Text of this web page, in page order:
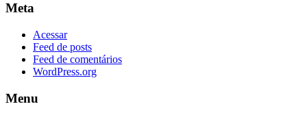
Meta
Acessar
Feed de posts
Feed de comentários
WordPress.org
Menu